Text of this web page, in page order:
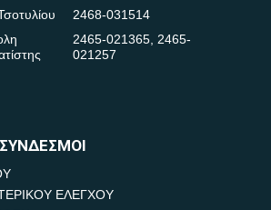
2468-031514
2465-021365, 2465-
021257
ΕΛΕΓΧΟΥ